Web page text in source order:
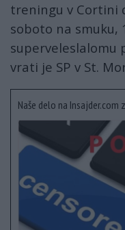
treningu v Cortini
soboto na smuku,
superveleslalomu
vrati je SP v St.
Naše delo na